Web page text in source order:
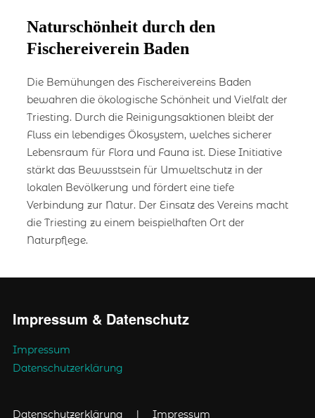
Naturschönheit durch den
Fischereiverein Baden
Die Bemühungen des Fischereivereins Baden
bewahren die ökologische Schönheit und Vielfalt der
Triesting. Durch die Reinigungsaktionen bleibt der
Fluss ein lebendiges Ökosystem, welches sicherer
Lebensraum für Flora und Fauna ist. Diese Initiative
stärkt das Bewusstsein für Umweltschutz in der
lokalen Bevölkerung und fördert eine tiefe
Verbindung zur Natur. Der Einsatz des Vereins macht
die Triesting zu einem beispielhaften Ort der
Naturpflege.
Impressum & Datenschutz
Impressum
Datenschutzerklärung
Datenschutzerklärung | Impressum